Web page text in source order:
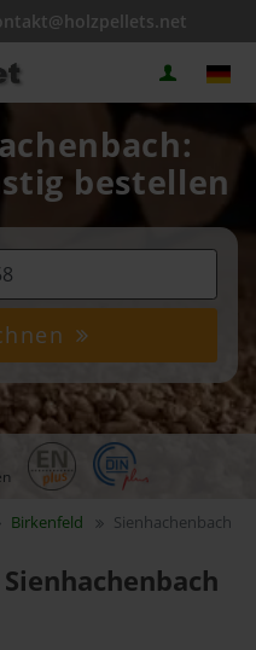
bestellen
Birkenfeld Sienhachenbach